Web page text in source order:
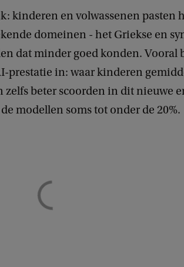
kinderen en volwassenen pasten
domeinen - het Griekse en
dat minder goed konden. Vooral
prestatie in: waar kinderen
zelfs beter scoorden in dit nieuwe
modellen soms tot onder de 20%.